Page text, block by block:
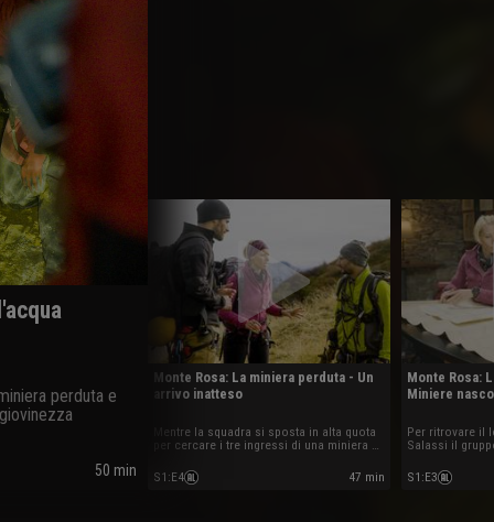
perduta e
50 min
Monte Rosa: La miniera perduta - Un
arrivo inatteso
Mentre la squadra si sposta in alta quota
per cercare i tre ingressi di una miniera un
squadra.
S1 :E4 47 min
Monte Rosa:
Miniere
Per ritrovare il
Salassi il
verificare la
nel lago.
S1 :E3